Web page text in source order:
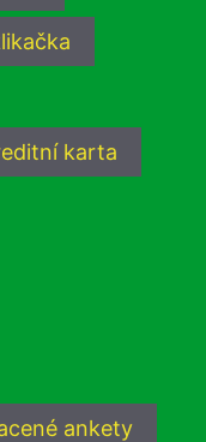
karta
ankety